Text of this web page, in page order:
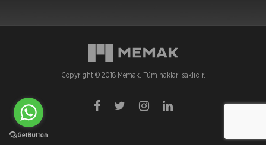
Copyright © 2018 Memak. Tüm hakları saklıdır.